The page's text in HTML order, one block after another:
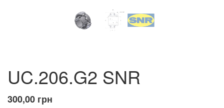
UC.206.G2 SNR
300,00 грн